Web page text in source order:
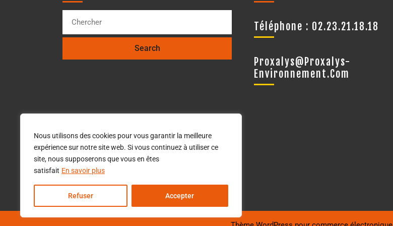
Nous utilisons des cookies pour vous garantir la meilleure
expérience sur notre site web. Si vous continuez à utiliser ce
site, nous supposerons que vous en êtes
satisfait En savoir plus
Refuser Accepter
Téléphone : 02.23.21.18.18
Proxalys@proxalys-
Environnement.com
Les actus Avistop
Les oiseaux déprédateurs